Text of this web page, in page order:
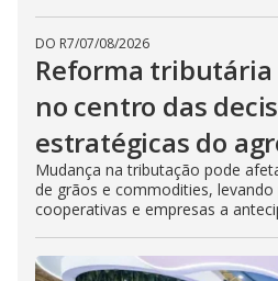
DO R7/07/08/2026
Reforma
no centro das
estratégicas do
Mudança na tributação pode
de grãos e commodities,
cooperativas e empresas a